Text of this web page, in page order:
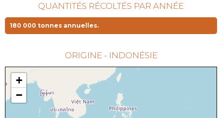
QUANTITÉS RÉCOLTÉS PAR ANNÉE
180 000 tonnes annuelles.
ORIGINE - INDONÉSIE
+
−